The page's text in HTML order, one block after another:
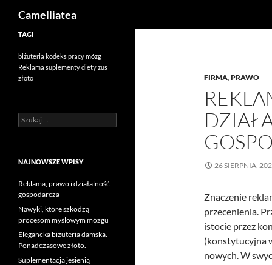
Przejdź
treści
Camelliatea
FIRMA,PRAWO
26 SIERPNIA,
Znaczenie
przecenienia.
istocie przez
(konstytucyjna
nowych. W
TAGI
biżuteria kodeks pracymózg
Reklama suplementy dietyzus
złoto
Szukaj:
NAJNOWSZE WPISY
Reklama, prawo i działalność
gospodarcza
Nawyki, które szkodzą
procesom myślowym mózgu
Elegancka biżuteria damska.
Ponadczasowe złoto.
Suplementacja jesienią